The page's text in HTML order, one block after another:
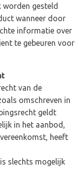
worden gesteld
wanneer door
informatie over
te gebeuren voor
van de
omschreven in
geldt
in het aanbod,
heeft
slechts mogelijk